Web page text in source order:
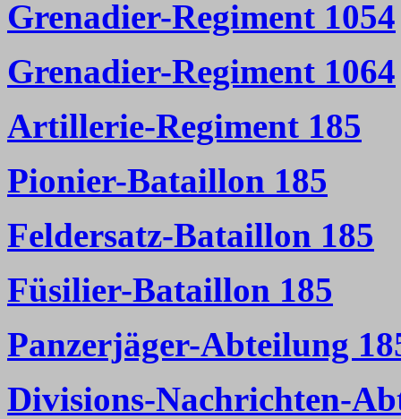
Grenadier-Regiment 1054
Grenadier-Regiment 1064
Artillerie-Regiment 185
Pionier-Bataillon 185
Feldersatz-Bataillon 185
Füsilier-Bataillon 185
Panzerjäger-Abteilung
Divisions-Nachrichten-